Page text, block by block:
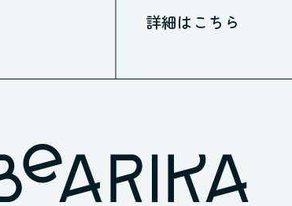
詳細はこちら